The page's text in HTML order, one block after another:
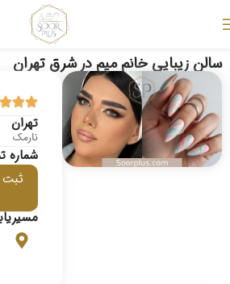
سالن زیبایی خانم میم در شرق تهران
تهران
نارمک
شماره